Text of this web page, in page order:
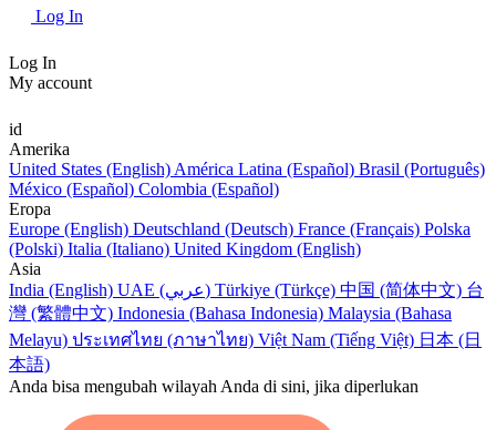
Log In
Log In
My account
id
Amerika
United States (English) América Latina (Español) Brasil (Português)
México (Español) Colombia (Español)
Eropa
Europe (English) Deutschland (Deutsch) France (Français) Polska
(Polski) Italia (Italiano) United Kingdom (English)
Asia
India (English)
UAE (عربي) Türkiye (Türkçe) 中国 (简体中文) 台
灣 (繁體中文) Indonesia (Bahasa Indonesia) Malaysia (Bahasa
Melayu) ประเทศไทย (ภาษาไทย) Việt Nam (Tiếng Việt) 日本 (日
本語)
Anda bisa mengubah wilayah Anda di sini, jika diperlukan